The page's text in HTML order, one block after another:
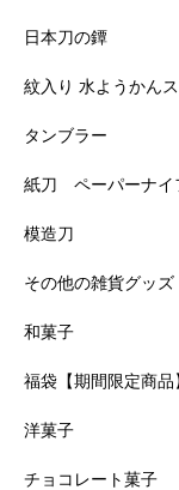
日本刀の鐔
紋入り 水ようかん
タンブラー
紙刀 ペーパーナイ
模造刀
その他の雑貨グッズ
和菓子
福袋【期間限定商品
洋菓子
チョコレート菓子